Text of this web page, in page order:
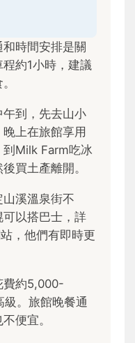
時間安排是關
約1小時，建議
到，先去山小
上在旅館享用
Milk Farm吃冰
買土產離開。
溪溫泉街不
以搭巴士，詳
，他們有即時更
費約5,000-
。旅館晚餐通
便宜。